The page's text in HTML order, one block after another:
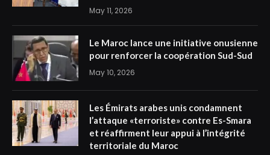
May 11, 2026
Le Maroc lance une initiative onusienne
pour renforcer la coopération Sud-Sud
May 10, 2026
Les Émirats arabes unis condamnent
l’attaque «terroriste» contre Es-Smara
et réaffirment leur appui à l’intégrité
territoriale du Maroc